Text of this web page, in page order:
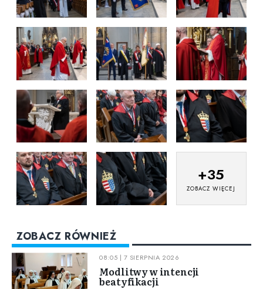
+35
ZOBACZ WIĘCEJ
ZOBACZ RÓWNIEŻ
08:05 | 7 SIERPNIA 2026
Modlitwy w intencji
beatyfikacji